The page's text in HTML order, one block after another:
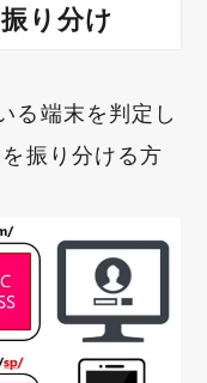
り分け
る端末を判定し
振り分ける方